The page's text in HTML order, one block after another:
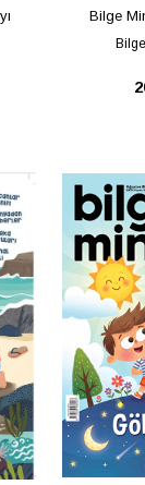
Bilge